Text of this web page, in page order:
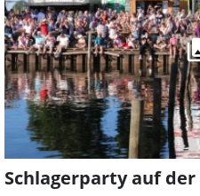
Schlagerparty auf der